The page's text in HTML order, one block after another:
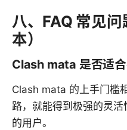
八、FAQ 常见
本）
Clash mata 是否适合
Clash mata 的上手门槛
路，就能得到极强的灵活
的用户。